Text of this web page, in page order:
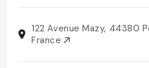
122 Avenue Mazy, 44380
France